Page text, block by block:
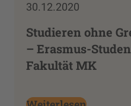
30.12.2020
Studieren ohne
– Erasmus-
Fakultät MK